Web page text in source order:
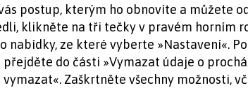
postup, kterým ho obnovíte a můžete
klikněte na tři tečky v pravém horním
nabídky, ze které vyberte »Nastavení«.
do části »Vymazat údaje o
vymazat«. Zaškrtněte všechny možnosti,